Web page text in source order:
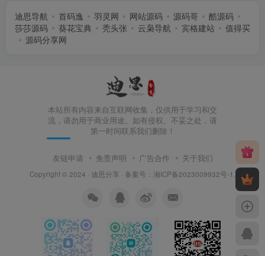
迪思导航 首码逸 羽灵网 网站源码 源码哥
酷源码
莎莎源码
葵花宝典 秃头张 云枭导航 宾格建站
值得买
源码分享网
本站所有内容来自互联网收集，仅供用于学习和交
流，请勿用于商业用途。如有侵权、不妥之处，请
第一时间联系我们删除！
友链申请 免责声明 广告合作 关于我们
Copyright © 2024 · 迪思分享 · 备案号： 湘ICP备2023009932号-1